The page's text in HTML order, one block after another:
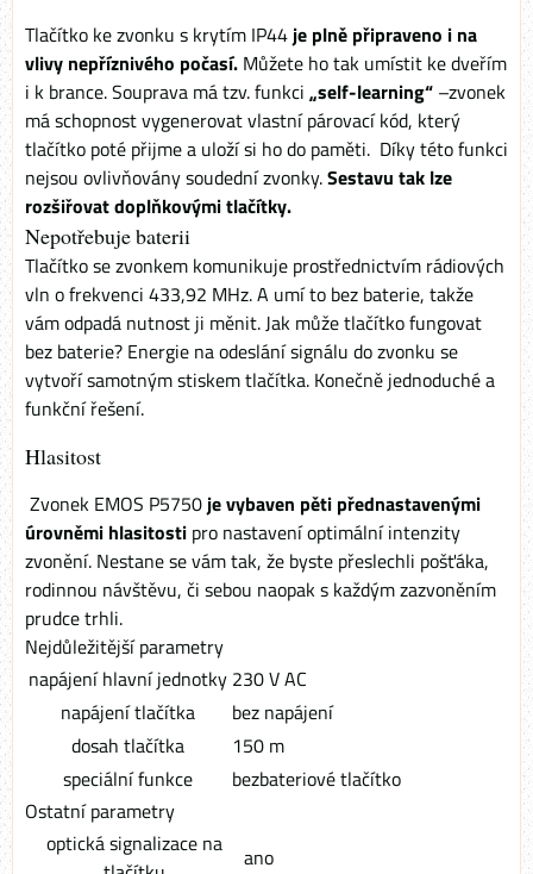
Tlačítko ke zvonku s krytím IP44je plně připraveno i na
vlivy nepříznivého počasí. Můžete ho tak umístit ke dveřím
i k brance. Souprava má tzv. funkci „self-learning“ –zvonek
má schopnost vygenerovat vlastní párovací kód, který
tlačítko poté přijme a uloží si ho do paměti. Díky této funkci
nejsou ovlivňovány soudední zvonky.Sestavu tak lze
rozšiřovat doplňkovými tlačítky.
Nepotřebuje baterii
Tlačítko se zvonkem komunikuje prostřednictvím rádiových
vln o frekvenci 433,92 MHz. A umí to bez baterie, takže
vám odpadá nutnost ji měnit. Jak může tlačítko fungovat
bez baterie? Energie na odeslání signálu do zvonku se
vytvoří samotným stiskem tlačítka. Konečně jednoduché a
funkční řešení.
Hlasitost
Zvonek EMOS P5750je vybaven pěti přednastavenými
úrovněmi hlasitosti pro nastavení optimální intenzity
zvonění. Nestane se vám tak, že byste přeslechli pošťáka,
rodinnou návštěvu, či sebou naopak s každým zazvoněním
prudce trhli.
Nejdůležitější parametry
napájení hlavní jednotky 230 V AC
napájení tlačítka
bez napájení
dosah tlačítka
150 m
speciální funkce
bezbateriové tlačítko
Ostatní parametry
optická signalizace na
ano